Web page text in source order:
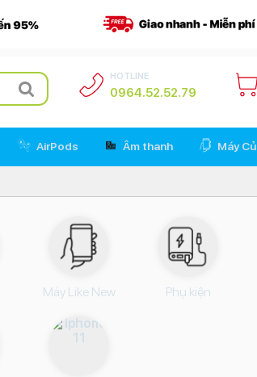
HOTLINE
0964.52.52.79
AirPods Âm thanh Máy Củ
Máy Like New Phụ kiện